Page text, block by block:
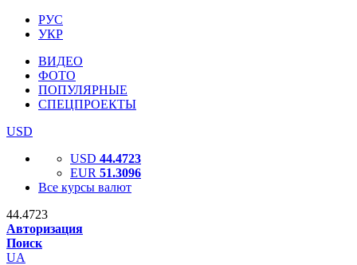
РУС
УКР
ВИДЕО
ФОТО
ПОПУЛЯРНЫЕ
СПЕЦПРОЕКТЫ
USD
USD 44.4723
EUR 51.3096
Все курсы валют
44.4723
Авторизация
Поиск
UA